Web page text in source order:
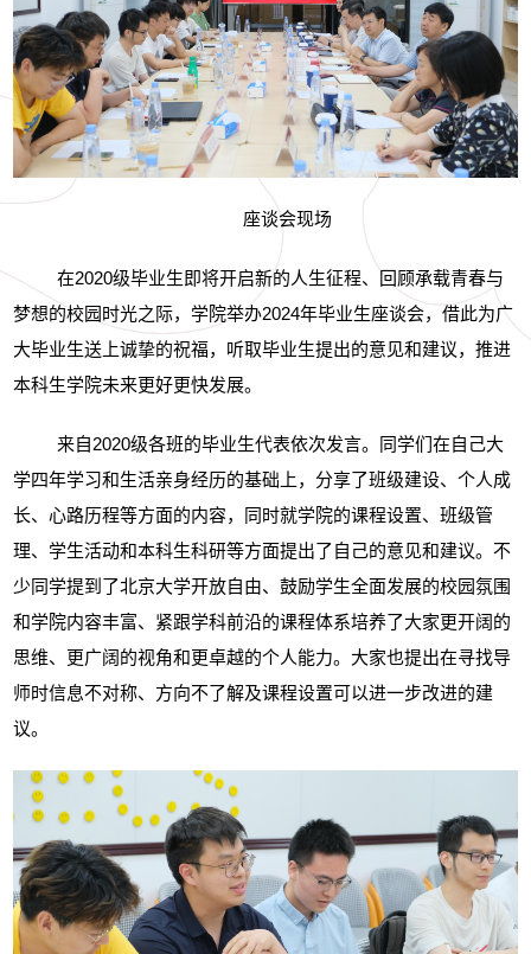
座谈会现场
在2020级毕业生即将开启新的人生征程、回顾承载青春与
梦想的校园时光之际，学院举办2024年毕业生座谈会，借此为广
大毕业生送上诚挚的祝福，听取毕业生提出的意见和建议，推进
本科生学院未来更好更快发展。
来自2020级各班的毕业生代表依次发言。同学们在自己大
学四年学习和生活亲身经历的基础上，分享了班级建设、个人成
长、心路历程等方面的内容，同时就学院的课程设置、班级管
理、学生活动和本科生科研等方面提出了自己的意见和建议。不
少同学提到了北京大学开放自由、鼓励学生全面发展的校园氛围
和学院内容丰富、紧跟学科前沿的课程体系培养了大家更开阔的
思维、更广阔的视角和更卓越的个人能力。大家也提出在寻找导
师时信息不对称、方向不了解及课程设置可以进一步改进的建
议。